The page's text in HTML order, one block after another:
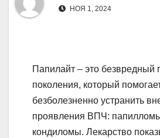
НОЯ 1, 2024
Папилайт – это безвредный
поколения, который
безболезненно устранить
проявления ВПЧ:
кондиломы. Лекарство